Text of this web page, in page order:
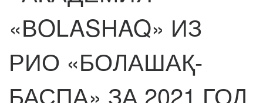
«ВOLASHAQ» ИЗ
РИО «БОЛАШАҚ-
БАСПА» ЗА 2021 ГОД